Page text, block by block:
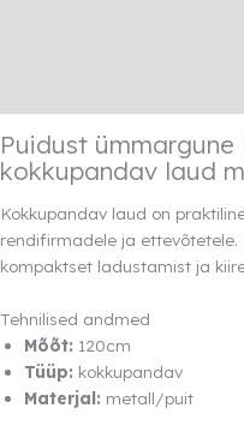
Puidust
kokkupandav laud
Kokkupandav laud on
rendifirmadele ja
kompaktset ladustamist ja
Tehnilised andmed
Mõõt: 120cm
Tüüp: kokkupandav
Materjal: metall/puit